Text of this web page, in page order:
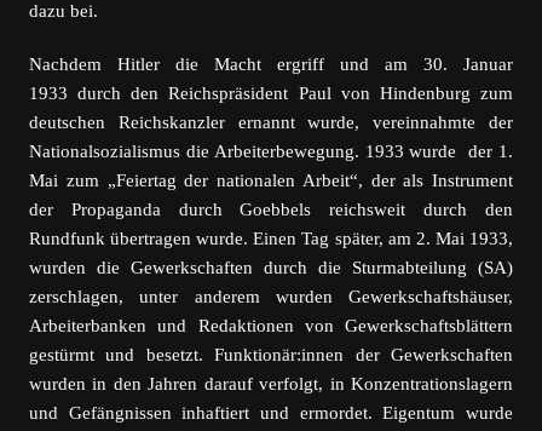
dazu bei.
Nachdem Hitler die Macht ergriff und am 30. Januar
1933 durch den Reichspräsident Paul von Hindenburg zum
deutschen Reichskanzler ernannt wurde, vereinnahmte der
Nationalsozialismus die Arbeiterbewegung. 1933 wurde der 1.
Mai zum „Feiertag der nationalen Arbeit“, der als Instrument
der Propaganda durch Goebbels reichsweit durch den
Rundfunk übertragen wurde. Einen Tag später, am 2. Mai 1933,
wurden die Gewerkschaften durch die Sturmabteilung (SA)
zerschlagen, unter anderem wurden Gewerkschaftshäuser,
Arbeiterbanken und Redaktionen von Gewerkschaftsblättern
gestürmt und besetzt. Funktionär:innen der Gewerkschaften
wurden in den Jahren darauf verfolgt, in Konzentrationslagern
und Gefängnissen inhaftiert und ermordet. Eigentum wurde